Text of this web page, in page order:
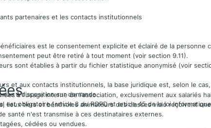
partenaires et les contacts institutionnels
est le consentement explicite et éclairé de la personne
peut être retiré à tout moment (voir section 9.11).
sont établies à partir du fichier statistique anonymisé (voir
et aux contacts institutionnels, la base juridique est, selon le
à disposition sur demande.
obligatoire (article 8 du RGPD et article 45 de la loi
à l'usage interne de l'association, exclusivement aux salariés
lieux tiers et bénévoles animateurs des classes visio reçoivent
santé n'est transmise à ces destinataires externes.
cédées ou vendues.